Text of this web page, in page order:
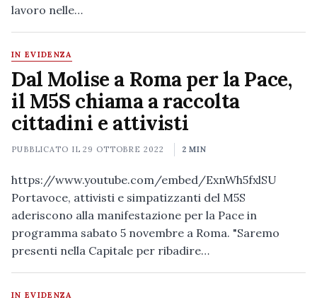
lavoro nelle…
IN EVIDENZA
Dal Molise a Roma per la Pace,
il M5S chiama a raccolta
cittadini e attivisti
PUBBLICATO IL29 OTTOBRE 2022 2 MIN
https://www.youtube.com/embed/ExnWh5fxlSU
Portavoce, attivisti e simpatizzanti del M5S
aderiscono alla manifestazione per la Pace in
programma sabato 5 novembre a Roma. "Saremo
presenti nella Capitale per ribadire…
IN EVIDENZA